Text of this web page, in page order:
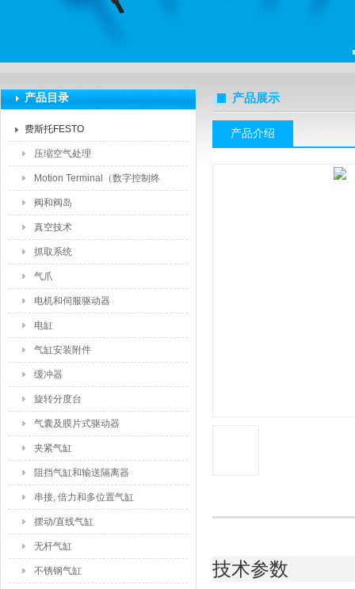
产品目录
费斯托FESTO
压缩空气处理
Motion Terminal（数字控制终
端）
阀和阀岛
真空技术
抓取系统
气爪
电机和伺服驱动器
电缸
气缸安装附件
缓冲器
旋转分度台
气囊及膜片式驱动器
夹紧气缸
阻挡气缸和输送隔离器
串接, 倍力和多位置气缸
摆动/直线气缸
无杆气缸
不锈钢气缸
产品展示
产品介绍
技术参数